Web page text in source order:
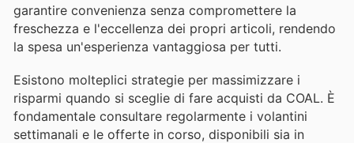
garantire convenienza senza compromettere la
freschezza e l'eccellenza dei propri articoli, rendendo
la spesa un'esperienza vantaggiosa per tutti.
Esistono molteplici strategie per massimizzare i
risparmi quando si sceglie di fare acquisti da COAL. È
fondamentale consultare regolarmente i volantini
settimanali e le offerte in corso, disponibili sia in